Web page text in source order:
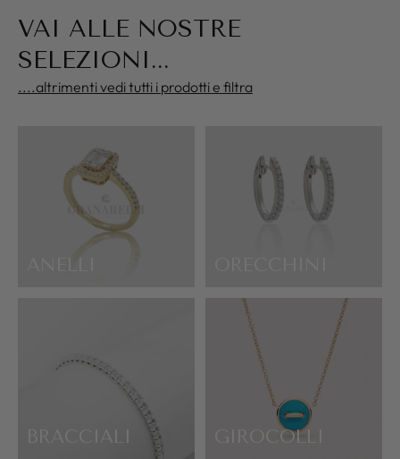
VAI ALLE NOSTRE
SELEZIONI...
....altrimenti vedi tutti i prodotti e filtra
ANELLI
BRACCIALI GIROCOLLI